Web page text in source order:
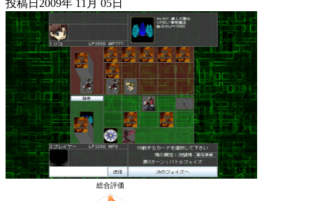
投稿日 2009年 11月 05日